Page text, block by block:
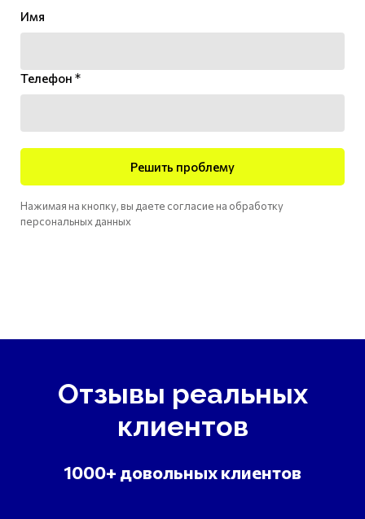
Имя
Телефон *
Решить проблему
Нажимая на кнопку, вы даете согласие на обработку
персональных данных
Отзывы реальных
клиентов
1000+ довольных клиентов